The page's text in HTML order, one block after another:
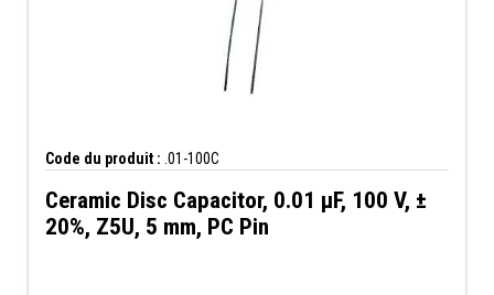
Code du produit : .01-100C
Ceramic Disc Capacitor, 0.01 µF, 100 V, ±
20%, Z5U, 5 mm, PC Pin